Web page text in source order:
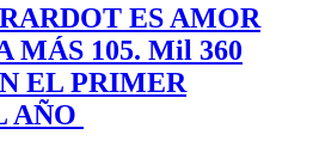
ES AMOR
MÁS 105. Mil 360
EL PRIMER
AÑO